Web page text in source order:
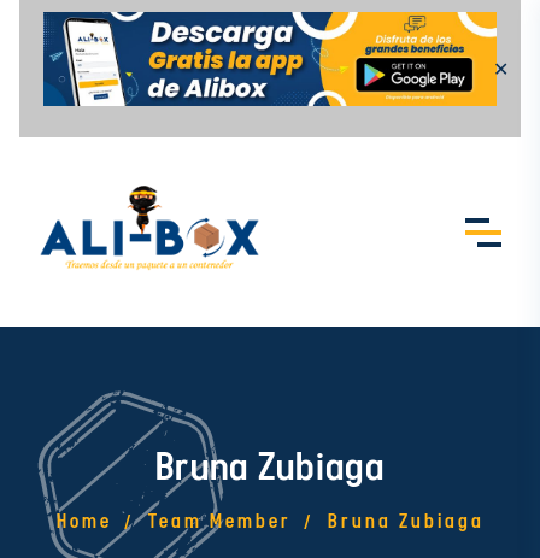
Skip to content
✕
Bruna Zubiaga
Home Team Member Bruna Zubiaga